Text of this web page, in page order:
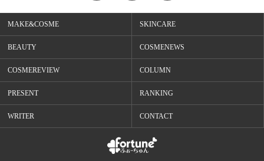
MAKE&COSME SKINCARE
BEAUTY COSMENEWS
COSMEREVIEW COLUMN
PRESENT RANKING
WRITER CONTACT